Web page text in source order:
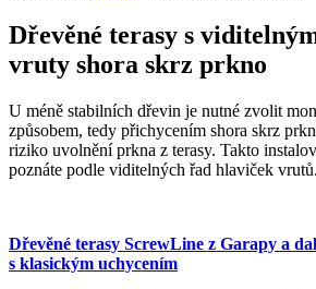
Dřevěné terasy s
vruty shora skrz prkno
U méně stabilních dřevin je nutné zvolit
způsobem, tedy přichycením shora skrz
riziko uvolnění prkna z terasy. Takto
poznáte podle viditelných řad hlaviček vrutů.
Dřevěné terasy ScrewLine z Garapy a
s klasickým uchycením